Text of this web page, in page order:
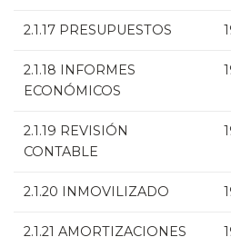
2.1.17 PRESUPUESTOS
2.1.18 INFORMES
ECONÓMICOS
2.1.19 REVISIÓN
CONTABLE
2.1.20 INMOVILIZADO
2.1.21 AMORTIZACIONES